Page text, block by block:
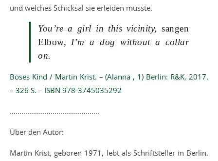
und welches Schicksal sie erleiden musste.
You’re a girl in this vicinity, sangen
Elbow, I’m a dog without a collar
on.
Böses Kind / Martin Krist. – (Alanna , 1) Berlin: R&K, 2017.
– 326 S. – ISBN 978-3745035292
……………………………………….
Über den Autor:
Martin Krist, geboren 1971, lebt als Schriftsteller in Berlin.